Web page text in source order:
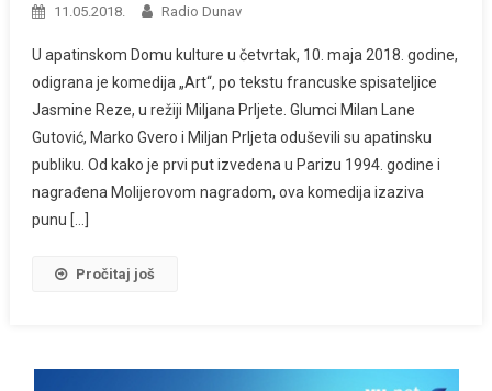
11.05.2018. Radio Dunav
U apatinskom Domu kulture u četvrtak, 10. maja 2018. godine,
odigrana je komedija „Art“, po tekstu francuske spisateljice
Jasmine Reze, u režiji Miljana Prljete. Glumci Milan Lane
Gutović, Marko Gvero i Miljan Prljeta oduševili su apatinsku
publiku. Od kako je prvi put izvedena u Parizu 1994. godine i
nagrađena Molijerovom nagradom, ova komedija izaziva
punu […]
Pročitaj još